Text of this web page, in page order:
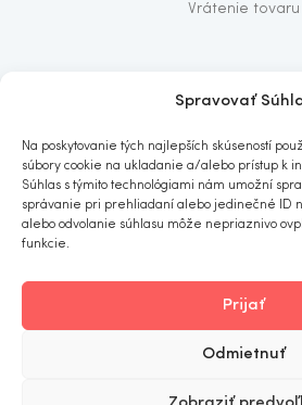
Spravovať
Na poskytovanie tých najlepších skúseností
súbory cookie na ukladanie a/alebo prístup k
Súhlas s týmito technológiami nám umožní
správanie pri prehliadaní alebo jedinečné ID
alebo odvolanie súhlasu môže nepriaznivo
funkcie.
Prijať
Odmietnuť
Vrátenie tovaru
Predajňa
Kontakt
ITOMNIA . All